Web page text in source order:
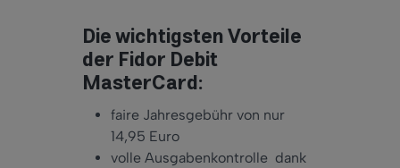
Die wichtigsten Vorteile
der Fidor Debit
MasterCard:
faire Jahresgebühr von nur
14,95 Euro
volle Ausgabenkontrolle dank